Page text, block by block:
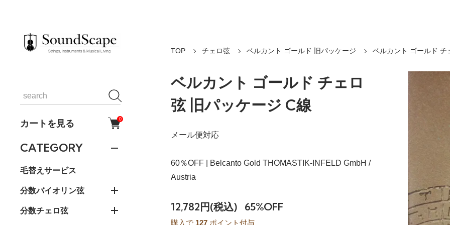
カートを見る 0
CATEGORY
毛替えサービス
分数バイオリン弦
分数チェロ弦
TOP チェロ弦 ベルカント ゴールド 旧パッケージ ベルカント ゴールド チ
ベルカント ゴールド チェロ
弦 旧パッケージ C線
メール便対応
60％OFF | Belcanto Gold THOMASTIK-INFELD GmbH /
Austria
12,782円(税込) 65%OFF
購入で 127 ポイント付与